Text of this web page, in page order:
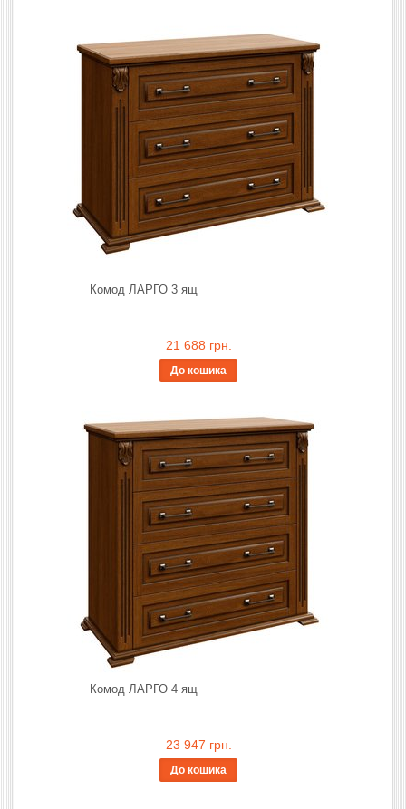
Комод ЛАРГО 3 ящ
21 688 грн.
До кошика
Комод ЛАРГО 4 ящ
23 947 грн.
До кошика